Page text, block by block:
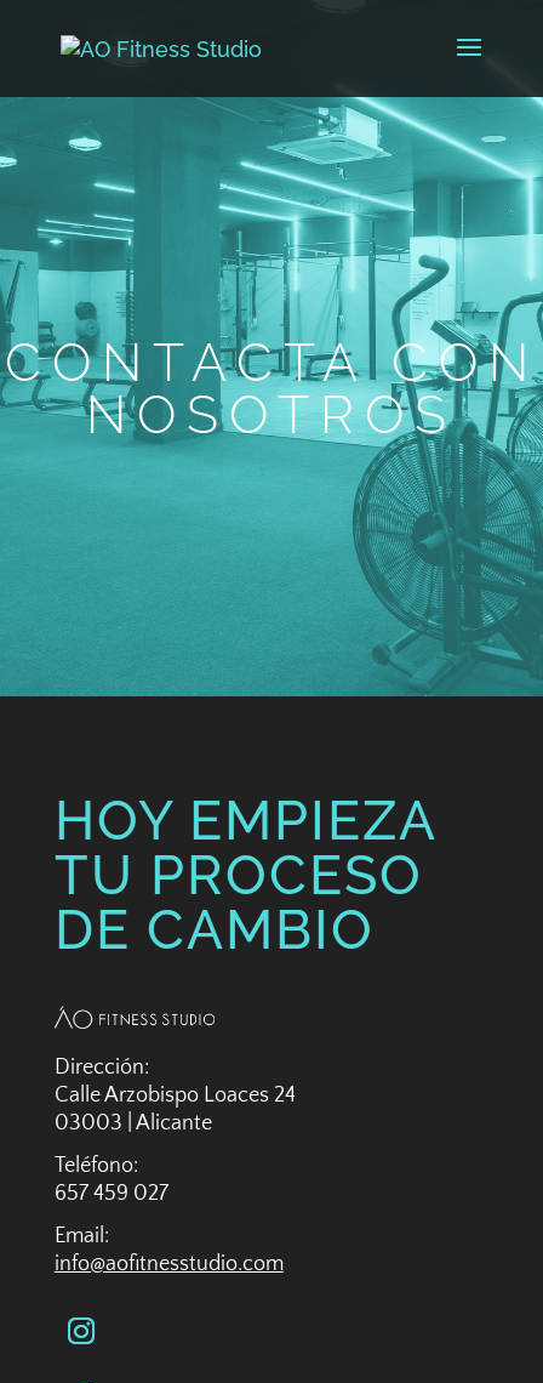
CONTACTA CON
NOSOTROS
HOY EMPIEZA
TU PROCESO
DE CAMBIO
Dirección:
Calle Arzobispo Loaces 24
03003 | Alicante
Teléfono:
657 459 027
Email:
info@aofitnesstudio.com